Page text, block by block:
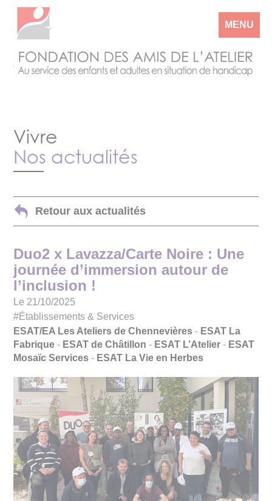
MENU
Vivre
Nos actualités
Retour aux actualités
Duo2 x Lavazza/Carte Noire : Une
journée d’immersion autour de
l’inclusion !
Le 21/10/2025
#Établissements & Services
ESAT/EA Les Ateliers de Chennevières- ESAT La
Fabrique- ESAT de Châtillon - ESAT L’Atelier - ESAT
Mosaïc Services - ESAT La Vie en Herbes